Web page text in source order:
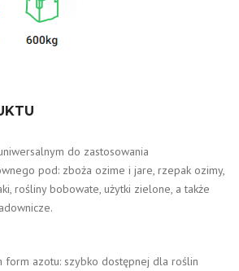
do zastosowania
pod: zboża ozime i jare, rzepak ozimy,
rośliny bobowate, użytki zielone, a także
form azotu: szybko dostępnej dla roślin